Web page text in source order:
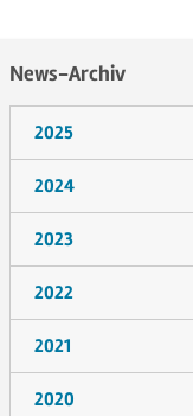
News-Archiv
2025
2024
2023
2022
2021
2020